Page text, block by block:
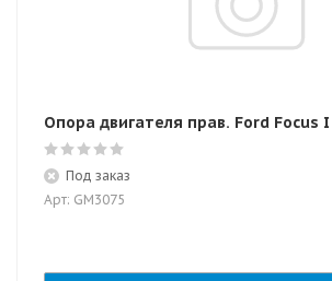
Опора двигателя прав. Ford Focus I
Под заказ
Арт: GM3075